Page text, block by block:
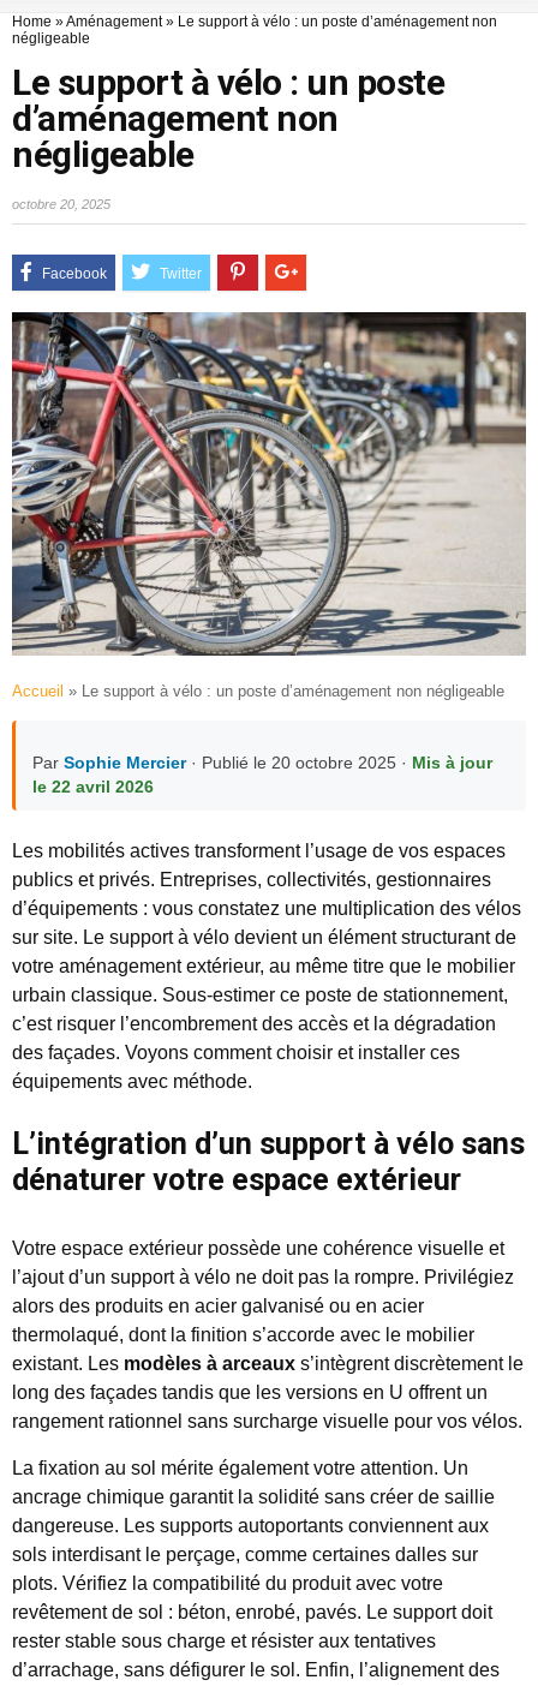
Home »Aménagement» Le support à vélo : un poste d’aménagement non
négligeable
Le support à vélo : un poste
d’aménagement non
négligeable
octobre 20, 2025
Accueil » Le support à vélo : un poste d’aménagement non négligeable
Par Sophie Mercier· Publié le 20 octobre 2025 · Mis à jour
le 22 avril 2026
Les mobilités actives transforment l’usage de vos espaces
publics et privés. Entreprises, collectivités, gestionnaires
d’équipements : vous constatez une multiplication des vélos
sur site. Le support à vélo devient un élément structurant de
votre aménagement extérieur, au même titre que le mobilier
urbain classique. Sous-estimer ce poste de stationnement,
c’est risquer l’encombrement des accès et la dégradation
des façades. Voyons comment choisir et installer ces
équipements avec méthode.
L’intégration d’un support à vélo sans
dénaturer votre espace extérieur
Votre espace extérieur possède une cohérence visuelle et
l’ajout d’un support à vélo ne doit pas la rompre. Privilégiez
alors des produits en acier galvanisé ou en acier
thermolaqué, dont la finition s’accorde avec le mobilier
existant. Les modèles à arceaux s’intègrent discrètement le
long des façades tandis que les versions en U offrent un
rangement rationnel sans surcharge visuelle pour vos vélos.
La fixation au sol mérite également votre attention. Un
ancrage chimique garantit la solidité sans créer de saillie
dangereuse. Les supports autoportants conviennent aux
sols interdisant le perçage, comme certaines dalles sur
plots. Vérifiez la compatibilité du produit avec votre
revêtement de sol : béton, enrobé, pavés. Le support doit
rester stable sous charge et résister aux tentatives
d’arrachage, sans défigurer le sol. Enfin, l’alignement des